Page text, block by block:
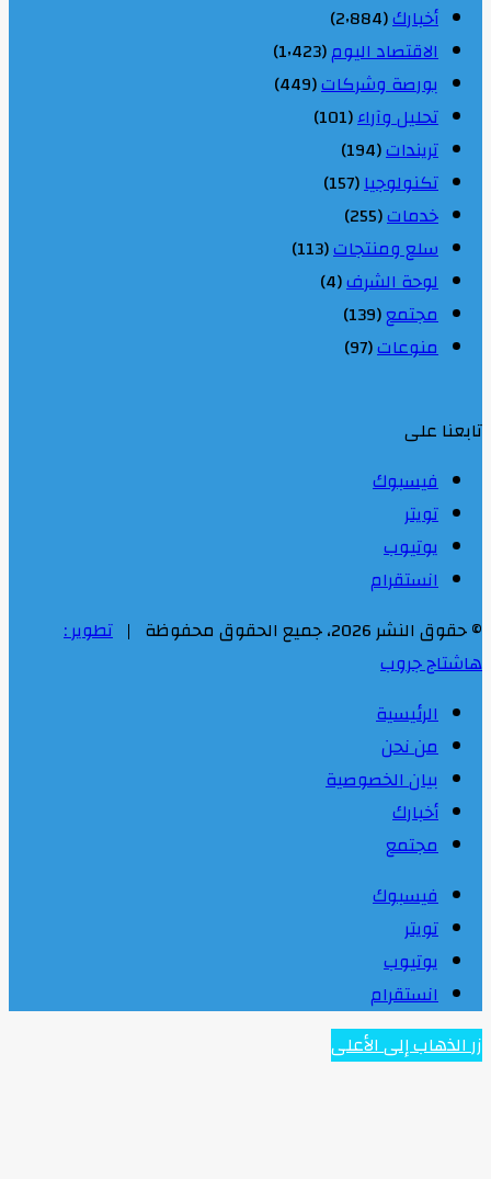
أخبارك(2٬884)
الاقتصاد اليوم(1٬423)
بورصة وشركات(449)
تحليل وآراء(101)
تريندات(194)
تكنولوجيا(157)
خدمات(255)
سلع ومنتجات(113)
لوحة الشرف(4)
مجتمع(139)
منوعات(97)
تابعنا على
فيسبوك
تويتر
يوتيوب
انستقرام
© حقوق النشر 2026، جميع الحقوق محفوظة |
تطوير :
هاشتاج جروب
الرئيسية
من نحن
بيان الخصوصية
أخبارك
مجتمع
فيسبوك
تويتر
يوتيوب
انستقرام
زر الذهاب إلى الأعلى